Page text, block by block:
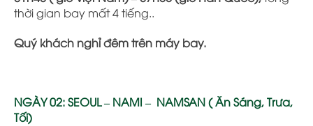
thời gian bay mất 4 tiếng..
Quý khách nghỉ đêm trên máy bay.
NGÀY 02: SEOUL – NAMI – NAMSAN ( Ăn Sáng, Trưa,
Tối)